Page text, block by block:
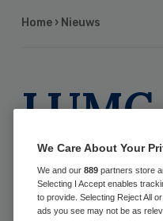
Home › Nieuws
We Care About Your
We and our 889 partners store
Selecting I Accept enables
to provide. Selecting Reject All
ads you see may not be as